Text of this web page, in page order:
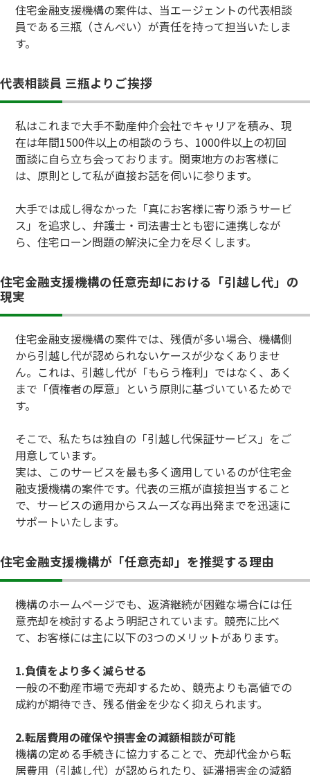
住宅金融支援機構の案件は、当エージェントの代表相談
員である三瓶（さんぺい）が責任を持って担当いたしま
す。
代表相談員 三瓶よりご挨拶
私はこれまで大手不動産仲介会社でキャリアを積み、現
在は年間1500件以上の相談のうち、1000件以上の初回
面談に自ら立ち会っております。関東地方のお客様に
は、原則として私が直接お話を伺いに参ります。
大手では成し得なかった「真にお客様に寄り添うサービ
ス」を追求し、弁護士・司法書士とも密に連携しなが
ら、住宅ローン問題の解決に全力を尽くします。
住宅金融支援機構の任意売却における「引越し代」の
現実
住宅金融支援機構の案件では、残債が多い場合、機構側
から引越し代が認められないケースが少なくありませ
ん。これは、引越し代が「もらう権利」ではなく、あく
まで「債権者の厚意」という原則に基づいているためで
す。
そこで、私たちは独自の「引越し代保証サービス」をご
用意しています。
実は、このサービスを最も多く適用しているのが住宅金
融支援機構の案件です。代表の三瓶が直接担当すること
で、サービスの適用からスムーズな再出発までを迅速に
サポートいたします。
住宅金融支援機構が「任意売却」を推奨する理由
機構のホームページでも、返済継続が困難な場合には任
意売却を検討するよう明記されています。競売に比べ
て、お客様には主に以下の3つのメリットがあります。
1.負債をより多く減らせる
一般の不動産市場で売却するため、競売よりも高値での
成約が期待でき、残る借金を少なく抑えられます。
2.転居費用の確保や損害金の減額相談が可能
機構の定める手続きに協力することで、売却代金から転
居費用（引越し代）が認められたり、延滞損害金の減額